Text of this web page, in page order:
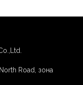
Road, зона